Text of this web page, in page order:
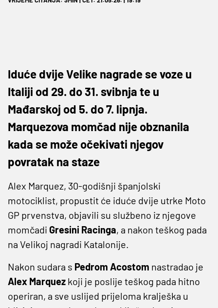
Iduće dvije Velike nagrade se voze u
Italiji od 29. do 31. svibnja te u
Mađarskoj od 5. do 7. lipnja.
Marquezova momčad nije obznanila
kada se može očekivati njegov
povratak na staze
Alex Marquez, 30-godišnji španjolski
motociklist, propustit će iduće dvije utrke Moto
GP prvenstva, objavili su službeno iz njegove
momčadi Gresini Racinga, a nakon teškog pada
na Velikoj nagradi Katalonije.
Nakon sudara s Pedrom Acostom nastradao je
Alex Marquez koji je poslije teškog pada hitno
operiran, a sve uslijed prijeloma kralješka u